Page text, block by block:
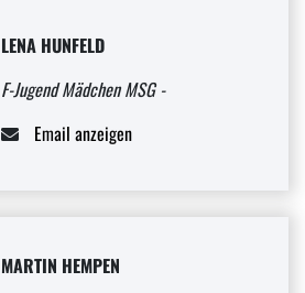
LENA HUNFELD
F-Jugend Mädchen MSG -
Email anzeigen
MARTIN HEMPEN